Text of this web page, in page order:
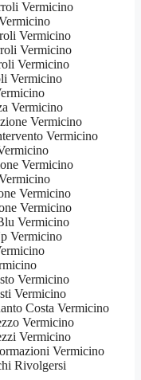
Vermicino
Vermicino
Vermicino
Vermicino
Vermicino
Vermicino
Vermicino
Vermicino
Vermicino
Vermicino
Vermicino
Vermicino
Vermicino
Vermicino
Vermicino
Costa Vermicino
Vermicino
Vermicino
Vermicino
Rivolgersi